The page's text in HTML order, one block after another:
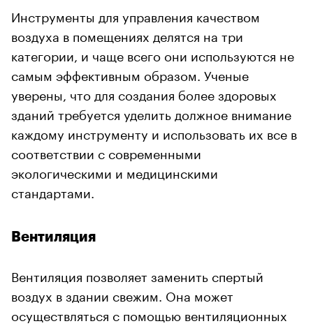
Инструменты для управления качеством
воздуха в помещениях делятся на три
категории, и чаще всего они используются не
самым эффективным образом. Ученые
уверены, что для создания более здоровых
зданий требуется уделить должное внимание
каждому инструменту и использовать их все в
соответствии с современными
экологическими и медицинскими
стандартами.
Вентиляция
Вентиляция позволяет заменить спертый
воздух в здании свежим. Она может
осуществляться с помощью вентиляционных